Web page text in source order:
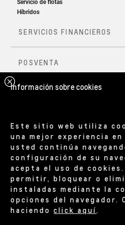
Información sobre cookies
Este sitio web utiliza
una mejor experiencia
usted continúa
configuración de su
acepta el uso de
permitir, bloquear o
instaladas mediante la
opciones del navegador.
haciendoclick aquí.